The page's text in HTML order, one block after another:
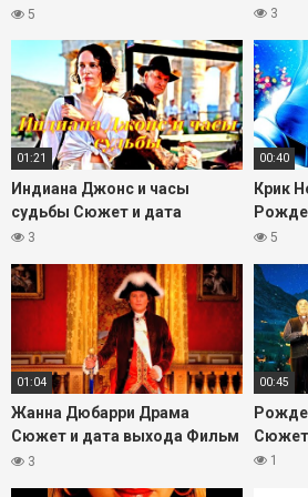
2023
5 3
01:21
Индиана Джонс и часы
судьбы Сюжет и дата
выхода Фильм 2023
3
00:40
Крик
Сюжет
5
01:04
Жанна Дюбарри Драма
Сюжет и дата выхода Фильм
2023
3
00:45
Сюжет
1